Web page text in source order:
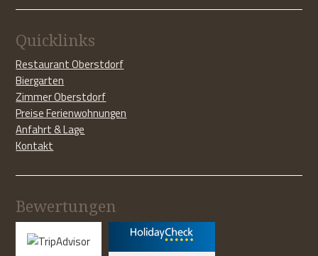
Quicklinks
Restaurant Oberstdorf
Biergarten
Zimmer Oberstdorf
Preise Ferienwohnungen
Anfahrt & Lage
Kontakt
Bewertungen